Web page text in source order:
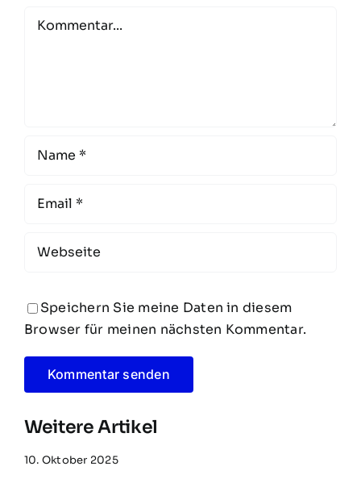
Comment
Speichern Sie meine Daten in diesem
Browser für meinen nächsten Kommentar.
Weitere Artikel
10. Oktober 2025